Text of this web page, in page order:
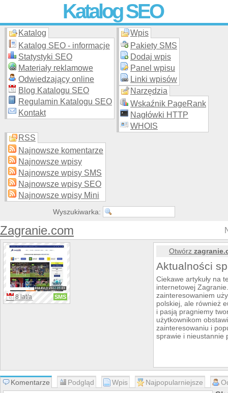
Katalog SEO
Skuteczna i promocja stron WWW –
moderowanego katalogu za darmo!
Katalog
Katalog SEO - informacje
Statystyki SEO
Materiały reklamowe
Odwiedzający online
Blog Katalogu SEO
Regulamin Katalogu SEO
Kontakt
Wpis
Pakiety SMS
Dodaj wpis
Panel wpisu
Linki wpisów
Narzędzia
Wskaźnik PageRank
Nagłówki HTTP
WHOIS
RSS
Najnowsze komentarze
Najnowsze wpisy
Najnowsze wpisy SMS
Najnowsze wpisy SEO
Najnowsze wpisy Mini
Wyszukiwarka:
Zagranie.com
8 lat/a SMS
Otwórz
Aktualności
Ciekawe artykuły na
internetowej
zainteresowaniem
polskiej, ale również
i pasją pragniemy
użytkownikom
zainteresowaniu i
sprawie i nieustannie
Komentarze Podgląd Wpis Najpopularniejsze